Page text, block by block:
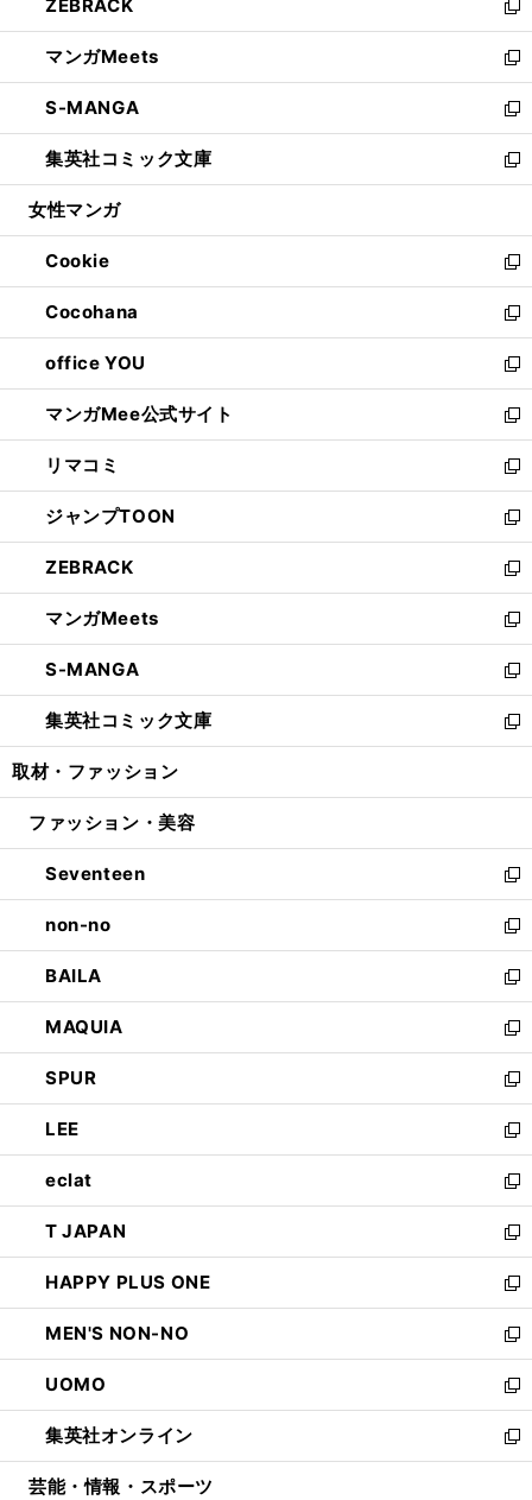
く
で
開
く
ド
ウ
で
開
く
ィ
ン
ド
ウ
で
開
く
い
ウ
ィ
ン
ド
ウ
で
開
ZEBRACK
新
し
い
ウ
ィ
ン
ド
ウ
開
く
マンガMeets
新
し
い
ウ
ィ
ン
ウ
で
開
く
S-MANGA
新
し
い
ウ
ン
ド
ウ
で
開
く
集英社コミック文庫
新
し
ウ
ィ
ン
ド
ウ
で
開
く
女性マンガ
Cookie
新
し
い
ウ
ィ
ン
ド
ウ
で
開
く
Cocohana
新
し
い
ウ
ィ
ン
ド
ウ
で
開
く
office YOU
新
し
い
ウ
ィ
ン
ド
ウ
で
開
く
マンガMee公式サイト
新
し
い
ウ
ィ
ン
ド
ウ
で
開
く
リマコミ
新
し
い
ウ
ィ
ン
ド
ウ
で
開
く
ジャンプTOON
新
し
い
ウ
ィ
ン
ド
ウ
で
開
ZEBRACK
新
し
い
ウ
ィ
ン
ド
ウ
開
マンガMeets
新
し
い
ウ
ィ
ン
ウ
開
く
S-MANGA
新
し
い
ウ
ン
ウ
で
開
く
集英社コミック文庫
新
し
ウ
ン
ド
ウ
で
開
く
取材・ファッション
ファッション・美容
Seventeen
新
し
い
ウ
ィ
ン
ド
ウ
で
開
く
non-no
新
し
い
ウ
ィ
ン
ド
ウ
で
開
く
BAILA
新
し
い
ウ
ィ
ン
ド
ウ
で
開
く
MAQUIA
新
し
い
ウ
ィ
ン
ド
ウ
で
開
く
SPUR
新
し
い
ウ
ィ
ン
ド
ウ
で
開
く
LEE
新
し
い
ウ
ィ
ン
ド
ウ
で
開
く
eclat
新
し
い
ウ
ィ
ン
ド
ウ
で
開
く
T JAPAN
新
し
い
ウ
ィ
ン
ド
ウ
で
開
HAPPY PLUS ONE
新
し
い
ウ
ィ
ン
ド
ウ
MEN'S NON-NO
新
し
い
ウ
ィ
ン
UOMO
新
し
い
ウ
集英社オンライン
新
し
芸能・情報・スポーツ